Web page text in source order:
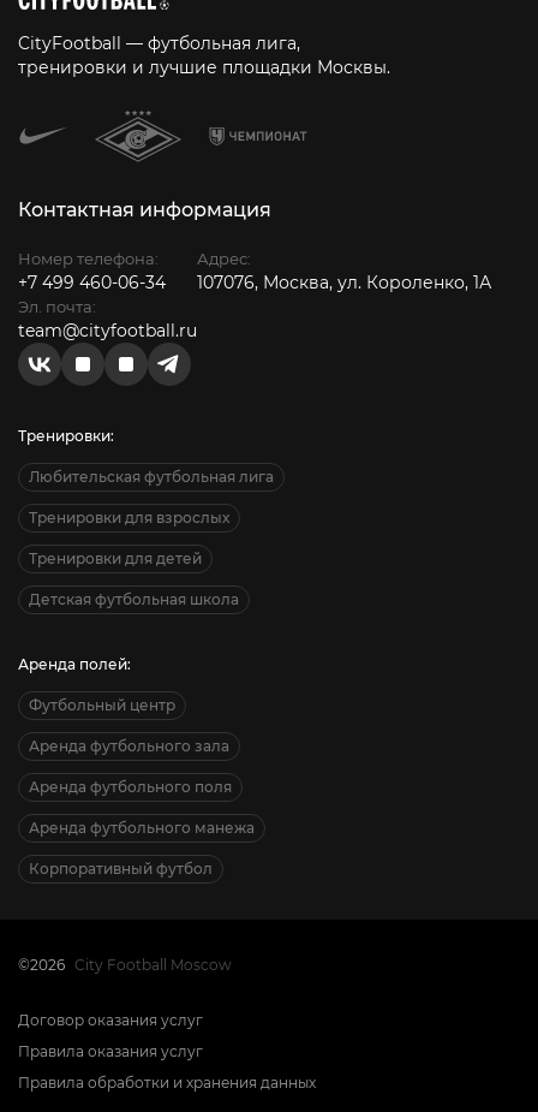
CityFootball — футбольная лига,
тренировки и лучшие площадки Москвы.
Контактная информация
Номер телефона:
+7 499 460-06-34
Эл. почта:
team@cityfootball.ru
Адрес:
107076, Москва, ул. Короленко, 1А
Тренировки:
Любительская футбольная лига
Тренировки для взрослых
Тренировки для детей
Детская футбольная школа
Аренда полей:
Футбольный центр
Аренда футбольного зала
Аренда футбольного поля
Аренда футбольного манежа
Корпоративный футбол
©2026 City Football Moscow
Договор оказания услуг
Правила оказания услуг
Правила обработки и хранения данных